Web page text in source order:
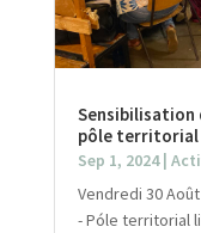
Sensibilisation
pôle territorial
Sep 1, 2024|
Vendredi 30
- Póle territorial